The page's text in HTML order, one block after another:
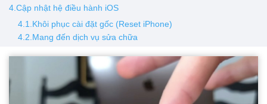
4.Cập nhật hệ điều hành iOS
4.1.Khôi phục cài đặt gốc (Reset iPhone)
4.2.Mang đến dịch vụ sửa chữa